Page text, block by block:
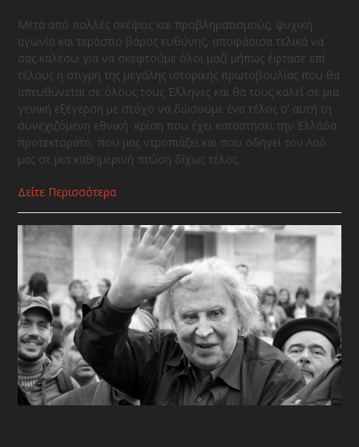
Μετά από πολλές σκέψεις και προβληματισμούς, ψυχική
αγωνία και τεράστιο βάρος ευθύνης, αποφάσισα τελικά να
σας καλέσω για να σκεφτούμε όλοι μαζί μήπως έφτασε επί
τέλους η στιγμή της μεγάλης ιστορικής πρωτοβουλίας που θα
απευθύνεται σε όλους τους Έλληνες και θα τους καλεί σε μια
γενική εξέγερση με στόχο να δώσουμε ένα τέλος σ’ αυτή τη
συνεχιζόμενη εθνική κρίση που έχει καταστήσει την Ελλάδα
προτεκτοράτο, που μας ντροπιάζει και που οδηγεί τον Λαό
μας σε μια καθημερινή πτώση δίχως τέλος.
Δείτε Περισσότερα